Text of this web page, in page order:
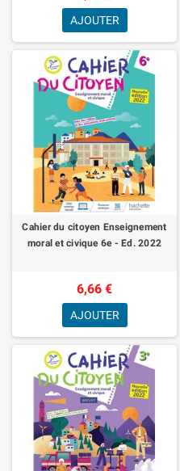
AJOUTER
Cahier du citoyen Enseignement
moral et civique 6e - Ed. 2022
6,66 €
AJOUTER